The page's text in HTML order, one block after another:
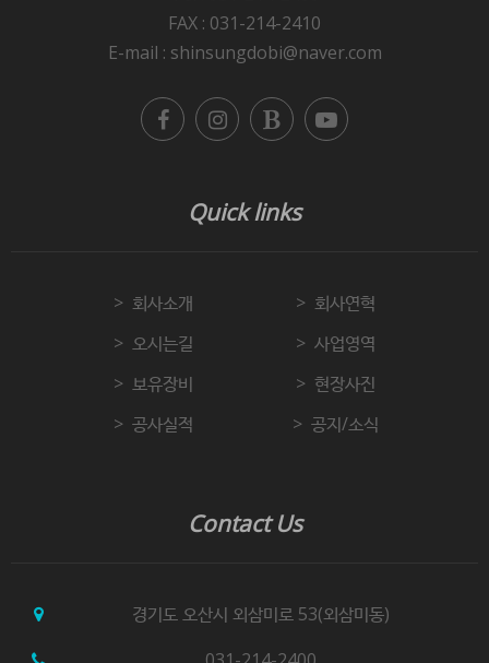
FAX : 031-214-2410
E-mail : shinsungdobi@naver.com
Quick links
회사소개
회사연혁
오시는길
사업영역
보유장비
현장사진
공사실적
공지/소식
Contact Us
경기도 오산시 외삼미로 53(외삼미동)